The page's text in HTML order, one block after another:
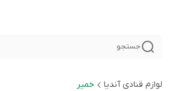
جستجو
لوازم قنادی آندیا خمیر